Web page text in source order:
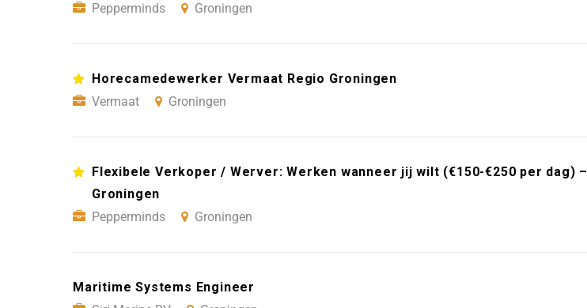
Pepperminds
Groningen
Horecamedewerker Vermaat Regio Groningen
Vermaat
Groningen
Flexibele Verkoper / Werver: Werken wanneer jij wilt (€150-€250 per dag) –
Groningen
Pepperminds
Groningen
Maritime Systems Engineer